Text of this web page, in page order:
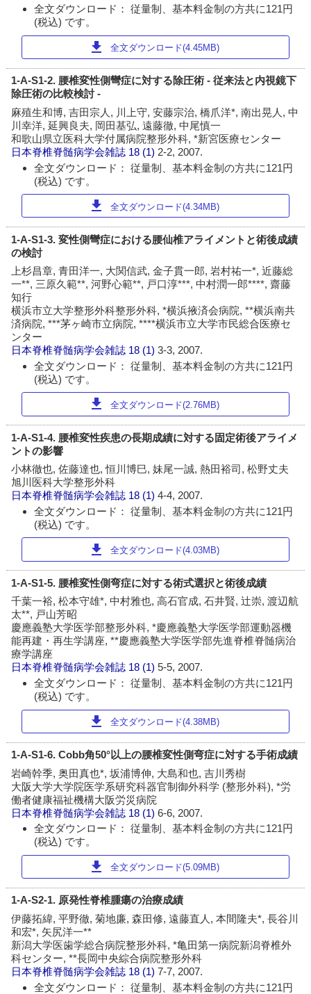
全文ダウンロード： 従量制、基本料金制の方共に121円
(税込) です。
download 全文ダウンロード(4.45MB)
1-A-S1-2. 腰椎変性側彎症に対する除圧術 - 従来法と内視鏡下
除圧術の比較検討 -
麻殖生和博, 吉田宗人, 川上守, 安藤宗治, 橋爪洋*, 南出晃人, 中
川幸洋, 延興良夫, 岡田基弘, 遠藤徹, 中尾慎一
和歌山県立医科大学付属病院整形外科, *新宮医療センター
日本脊椎脊髄病学会雑誌 18 (1) 2-2, 2007.
全文ダウンロード： 従量制、基本料金制の方共に121円
(税込) です。
download 全文ダウンロード(4.34MB)
1-A-S1-3. 変性側彎症における腰仙椎アライメントと術後成績
の検討
上杉昌章, 青田洋一, 大関信武, 金子貫一郎, 岩村祐一*, 近藤総
一**, 三原久範**, 河野心範**, 戸口淳***, 中村潤一郎****, 齋藤
知行
横浜市立大学整形外科整形外科, *横浜掖済会病院, **横浜南共
済病院, ***茅ヶ崎市立病院, ****横浜市立大学市民総合医療セ
ンター
日本脊椎脊髄病学会雑誌 18 (1)3-3, 2007.
全文ダウンロード： 従量制、基本料金制の方共に121円
(税込) です。
download 全文ダウンロード(2.76MB)
1-A-S1-4. 腰椎変性疾患の長期成績に対する固定術後アライメ
ントの影響
小林徹也, 佐藤達也, 恒川博巳, 妹尾一誠, 熱田裕司, 松野丈夫
旭川医科大学整形外科
日本脊椎脊髄病学会雑誌 18 (1)4-4, 2007.
全文ダウンロード： 従量制、基本料金制の方共に121円
(税込) です。
download 全文ダウンロード(4.03MB)
1-A-S1-5. 腰椎変性側弯症に対する術式選択と術後成績
千葉一裕, 松本守雄*, 中村雅也, 高石官成, 石井賢, 辻崇, 渡辺航
太**, 戸山芳昭
慶應義塾大学医学部整形外科, *慶應義塾大学医学部運動器機
能再建・再生学講座, **慶應義塾大学医学部先進脊椎脊髄病治
療学講座
日本脊椎脊髄病学会雑誌 18 (1)5-5, 2007.
全文ダウンロード： 従量制、基本料金制の方共に121円
(税込) です。
download 全文ダウンロード(4.38MB)
1-A-S1-6. Cobb角50°以上の腰椎変性側弯症に対する手術成績
岩崎幹季, 奥田真也*, 坂浦博伸, 大島和也, 吉川秀樹
大阪大学大学院医学系研究科器官制御外科学 (整形外科), *労
働者健康福祉機構大阪労災病院
日本脊椎脊髄病学会雑誌 18 (1)6-6, 2007.
全文ダウンロード： 従量制、基本料金制の方共に121円
(税込) です。
download 全文ダウンロード(5.09MB)
1-A-S2-1. 原発性脊椎腫瘍の治療成績
伊藤拓緯, 平野徹, 菊地廉, 森田修, 遠藤直人, 本間隆夫*, 長谷川
和宏*, 矢尻洋一**
新潟大学医歯学総合病院整形外科, *亀田第一病院新潟脊椎外
科センター, **長岡中央綜合病院整形外科
日本脊椎脊髄病学会雑誌 18 (1)7-7, 2007.
全文ダウンロード： 従量制、基本料金制の方共に121円